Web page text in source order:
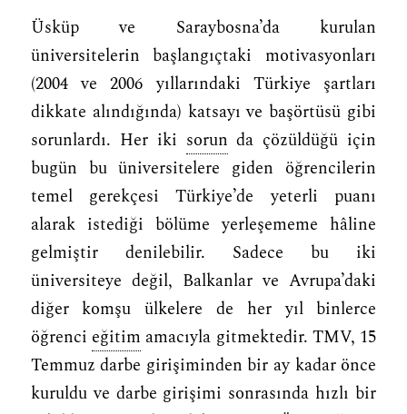
Üsküp ve Saraybosna’da kurulan
üniversitelerin başlangıçtaki motivasyonları
(2004 ve 2006 yıllarındaki Türkiye şartları
dikkate alındığında) katsayı ve başörtüsü gibi
sorunlardı. Her iki sorun da çözüldüğü için
bugün bu üniversitelere giden öğrencilerin
temel gerekçesi Türkiye’de yeterli puanı
alarak istediği bölüme yerleşememe hâline
gelmiştir denilebilir. Sadece bu iki
üniversiteye değil, Balkanlar ve Avrupa’daki
diğer komşu ülkelere de her yıl binlerce
öğrenci eğitim amacıyla gitmektedir. TMV, 15
Temmuz darbe girişiminden bir ay kadar önce
kuruldu ve darbe girişimi sonrasında hızlı bir